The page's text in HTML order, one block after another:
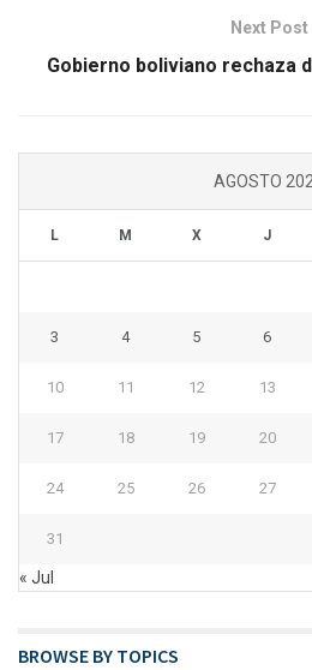
Next Post
Gobierno boliviano rechaza
AGOSTO
L M X J
3 4 5 6
10 11 12 13
17 18 19 20
24 25 26 27
31
« Jul
BROWSE BY TOPICS